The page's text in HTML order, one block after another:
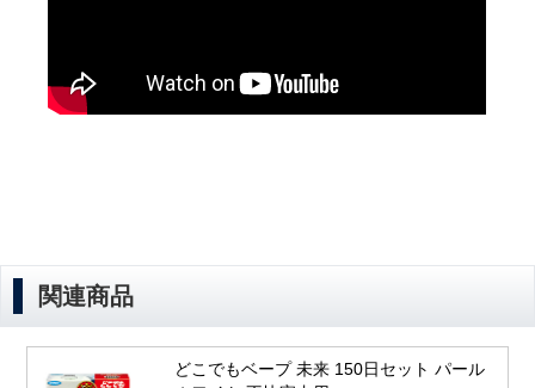
関連商品
どこでもベープ 未来 150日セット パール